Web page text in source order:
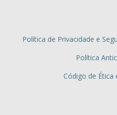
Política de Privacidade e
Política
Código de Ética